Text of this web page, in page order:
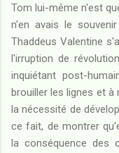
Tom lui-même n'est
n'en avais le
Thaddeus Valentine
l'irruption de
inquiétant post-
brouiller les lignes et à
la nécessité de
ce fait, de montrer
la conséquence des